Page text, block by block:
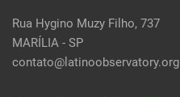
Rua Hygino Muzy Filho, 737
MARÍLIA - SP
contato@latinoobservatory.org